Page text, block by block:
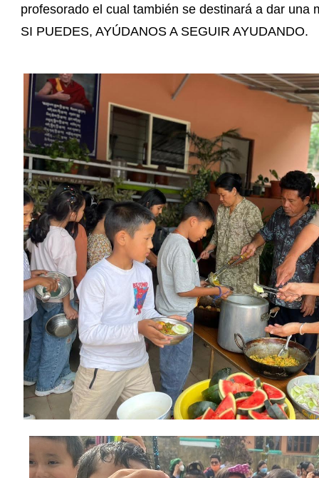
profesorado el cual también se destinará a dar
SI PUEDES, AYÚDANOS A SEGUIR AYUDANDO.